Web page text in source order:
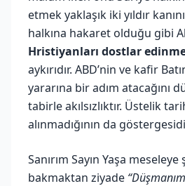
etmek yaklaşık iki yıldır
halkına hakaret olduğu gibi
Hristiyanları dostlar
aykırıdır. ABD’nin ve kafir
yararına bir adım atacağını
tabirle akılsızlıktır. Üstelik
alınmadığının da
Sanırım Sayın Yaşa
bakmaktan ziyade